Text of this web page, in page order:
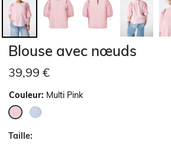
Blouse avec nœuds
39,99 €
Couleur: Multi Pink
Taille: